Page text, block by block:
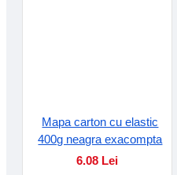
Mapa carton cu elastic
400g neagra exacompta
6.08 Lei